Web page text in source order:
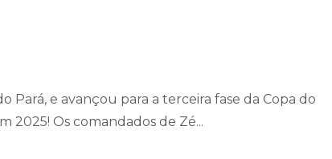
e avançou para a terceira fase da Copa do
2025! Os comandados de Zé...